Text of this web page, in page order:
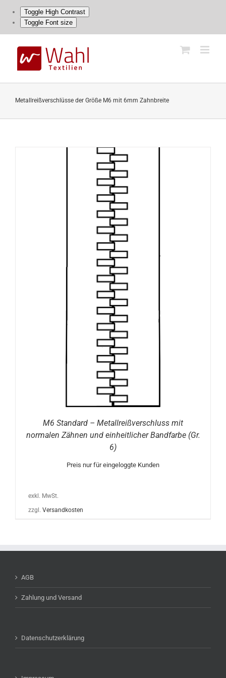
Toggle High Contrast
Toggle Font size
content
Metallreißverschlüsse der Größe M6 mit 6mm Zahnbreite
M6 Standard – Metallreißverschluss mit
normalen Zähnen und einheitlicher Bandfarbe (Gr.
6)
Preis nur für eingeloggte Kunden
exkl. MwSt.
zzgl. Versandkosten
AGB
Zahlung und Versand
Datenschutzerklärung